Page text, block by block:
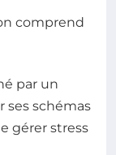
comprend
par un
ses schémas
gérer stress